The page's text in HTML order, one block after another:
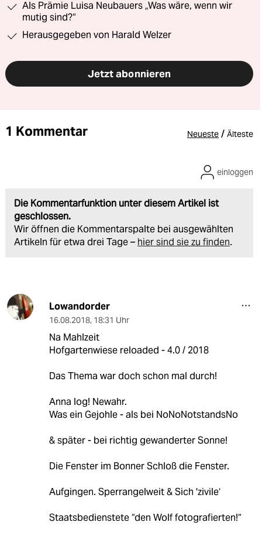
Als Prämie Luisa Neubauers „Was wäre, wenn wir
mutig sind?“
Herausgegeben von Harald Welzer
Jetzt abonnieren
1 Kommentar Neueste / Älteste
Die Kommentarfunktion unter diesem Artikel ist
geschlossen.
Wir öffnen die Kommentarspalte bei ausgewählten
Artikeln für etwa drei Tage – hier sind sie zu finden.
einloggen
Lowandorder
16.08.2018, 18:31 Uhr
Na Mahlzeit
Hofgartenwiese reloaded - 4.0 / 2018
Das Thema war doch schon mal durch!
Anna log! Newahr.
Was ein Gejohle - als bei NoNoNotstandsNo
& später - bei richtig gewanderter Sonne!
Die Fenster im Bonner Schloß die Fenster.
Aufgingen. Sperrangelweit & Sich 'zivile‘
Staatsbedienstete “den Wolf fotografierten!“